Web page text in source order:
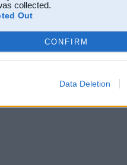
collected.
Out
CONFIRM
Data Deletion